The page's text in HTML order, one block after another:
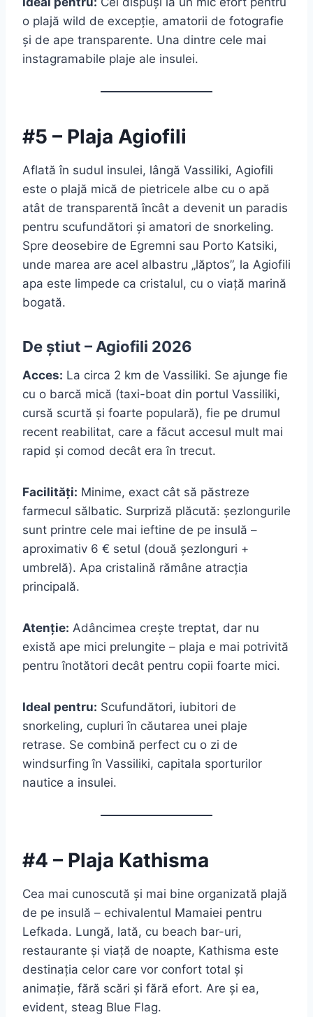
o plajă wild de excepție, amatorii de fotografie
și de ape transparente. Una dintre cele mai
instagramabile plaje ale insulei.
#5 – Plaja Agiofili
Aflată în sudul insulei, lângă Vassiliki, Agiofili
este o plajă mică de pietricele albe cu o apă
atât de transparentă încât a devenit un paradis
pentru scufundători și amatori de snorkeling.
Spre deosebire de Egremni sau Porto Katsiki,
unde marea are acel albastru „lăptos”, la Agiofili
apa este limpede ca cristalul, cu o viață marină
bogată.
De știut – Agiofili 2026
Acces: La circa 2 km de Vassiliki. Se ajunge fie
cu o barcă mică (taxi-boat din portul Vassiliki,
cursă scurtă și foarte populară), fie pe drumul
recent reabilitat, care a făcut accesul mult mai
rapid și comod decât era în trecut.
Facilități: Minime, exact cât să păstreze
farmecul sălbatic. Surpriză plăcută: șezlongurile
sunt printre cele mai ieftine de pe insulă –
aproximativ 6 € setul (două șezlonguri +
umbrelă). Apa cristalină rămâne atracția
principală.
Atenție: Adâncimea crește treptat, dar nu
există ape mici prelungite – plaja e mai potrivită
pentru înotători decât pentru copii foarte mici.
Ideal pentru: Scufundători, iubitori de
snorkeling, cupluri în căutarea unei plaje
retrase. Se combină perfect cu o zi de
windsurfing în Vassiliki, capitala sporturilor
nautice a insulei.
#4 – Plaja Kathisma
Cea mai cunoscută și mai bine organizată plajă
de pe insulă – echivalentul Mamaiei pentru
Lefkada. Lungă, lată, cu beach bar-uri,
restaurante și viață de noapte, Kathisma este
destinația celor care vor confort total și
animație, fără scări și fără efort. Are și ea,
evident, steag Blue Flag.